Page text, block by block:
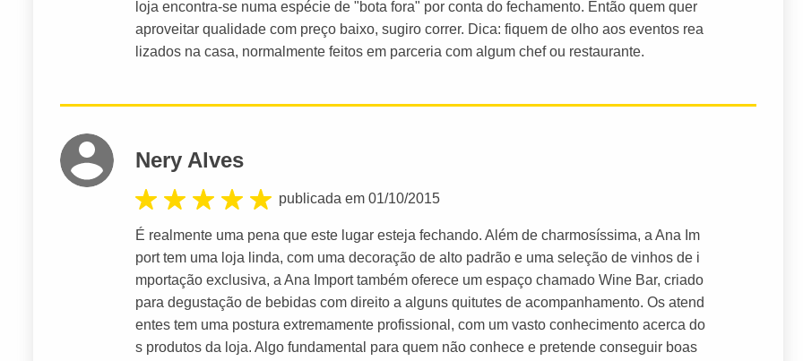
loja encontra-se numa espécie de "bota fora" por conta do fechamento. Então quem quer
aproveitar qualidade com preço baixo, sugiro correr. Dica: fiquem de olho aos eventos rea
lizados na casa, normalmente feitos em parceria com algum chef ou restaurante.
Nery Alves
publicada em 01/10/2015
É realmente uma pena que este lugar esteja fechando. Além de charmosíssima, a Ana Im
port tem uma loja linda, com uma decoração de alto padrão e uma seleção de vinhos de i
mportação exclusiva, a Ana Import também oferece um espaço chamado Wine Bar, criado
para degustação de bebidas com direito a alguns quitutes de acompanhamento. Os atend
entes tem uma postura extremamente profissional, com um vasto conhecimento acerca do
s produtos da loja. Algo fundamental para quem não conhece e pretende conseguir boas